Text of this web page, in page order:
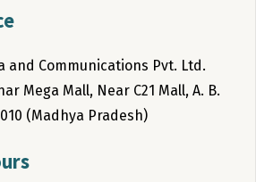
and Communications Pvt. Ltd.
Mega Mall, Near C21 Mall, A. B.
(Madhya Pradesh)